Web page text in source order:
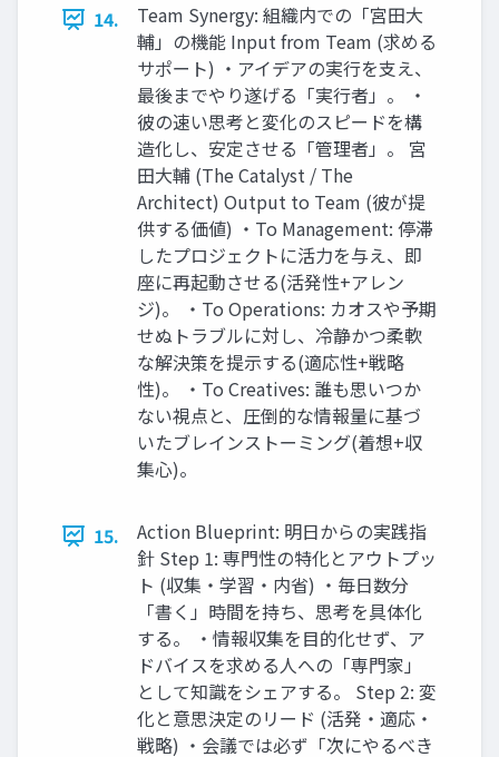
14.
Team Synergy: 組織内での「宮田大
輔」の機能 Input from Team (求める
サポート) ・アイデアの実行を支え、
最後までやり遂げる「実行者」。 ・
彼の速い思考と変化のスピードを構
造化し、安定させる「管理者」。 宮
田大輔 (The Catalyst / The
Architect) Output to Team (彼が提
供する価値) ・To Management: 停滞
したプロジェクトに活力を与え、即
座に再起動させる(活発性+アレン
ジ)。 ・To Operations: カオスや予期
せぬトラブルに対し、冷静かつ柔軟
な解決策を提示する(適応性+戦略
性)。 ・To Creatives: 誰も思いつか
ない視点と、圧倒的な情報量に基づ
いたブレインストーミング(着想+収
集心)。
15.
Action Blueprint: 明日からの実践指
針 Step 1: 専門性の特化とアウトプッ
ト (収集・学習・内省) ・毎日数分
「書く」時間を持ち、思考を具体化
する。 ・情報収集を目的化せず、ア
ドバイスを求める人への「専門家」
として知識をシェアする。 Step 2: 変
化と意思決定のリード (活発・適応・
戦略) ・会議では必ず「次にやるべき